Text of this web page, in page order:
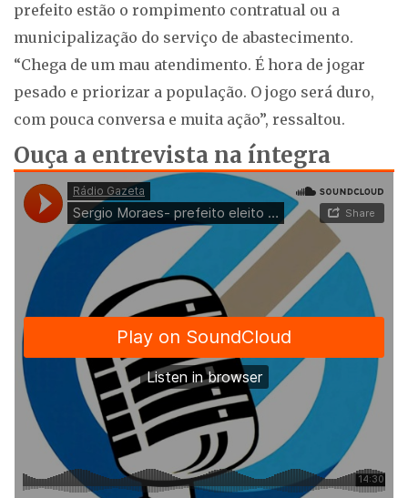
prefeito estão o rompimento contratual ou a
municipalização do serviço de abastecimento.
“Chega de um mau atendimento. É hora de jogar
pesado e priorizar a população. O jogo será duro,
com pouca conversa e muita ação”, ressaltou.
Ouça a entrevista na íntegra